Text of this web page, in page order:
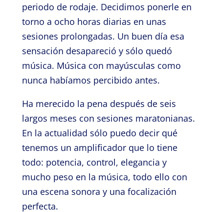
periodo de rodaje. Decidimos ponerle en
torno a ocho horas diarias en unas
sesiones prolongadas. Un buen día esa
sensación desapareció y sólo quedó
música. Música con mayúsculas como
nunca habíamos percibido antes.
Ha merecido la pena después de seis
largos meses con sesiones maratonianas.
En la actualidad sólo puedo decir qué
tenemos un amplificador que lo tiene
todo: potencia, control, elegancia y
mucho peso en la música, todo ello con
una escena sonora y una focalización
perfecta.